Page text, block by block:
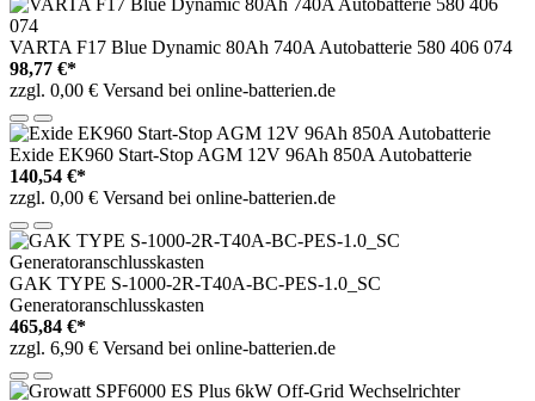
VARTA F17 Blue Dynamic 80Ah 740A Autobatterie 580 406 074
98,77 €*
zzgl. 0,00 € Versand bei online-batterien.de
Exide EK960 Start-Stop AGM 12V 96Ah 850A Autobatterie
140,54 €*
zzgl. 0,00 € Versand bei online-batterien.de
GAK TYPE S-1000-2R-T40A-BC-PES-1.0_SC
Generatoranschlusskasten
465,84 €*
zzgl. 6,90 € Versand bei online-batterien.de